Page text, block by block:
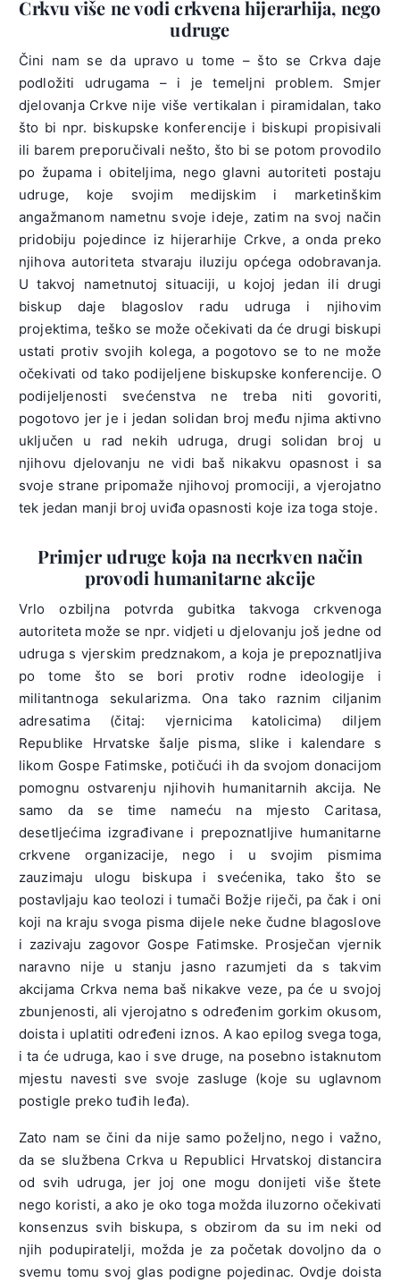
Crkvu više ne vodi crkvena hijerarhija, nego
udruge
Čini nam se da upravo u tome – što se Crkva daje
podložiti udrugama – i je temeljni problem. Smjer
djelovanja Crkve nije više vertikalan i piramidalan, tako
što bi npr. biskupske konferencije i biskupi propisivali
ili barem preporučivali nešto, što bi se potom provodilo
po župama i obiteljima, nego glavni autoriteti postaju
udruge, koje svojim medijskim i marketinškim
angažmanom nametnu svoje ideje, zatim na svoj način
pridobiju pojedince iz hijerarhije Crkve, a onda preko
njihova autoriteta stvaraju iluziju općega odobravanja.
U takvoj nametnutoj situaciji, u kojoj jedan ili drugi
biskup daje blagoslov radu udruga i njihovim
projektima, teško se može očekivati da će drugi biskupi
ustati protiv svojih kolega, a pogotovo se to ne može
očekivati od tako podijeljene biskupske konferencije. O
podijeljenosti svećenstva ne treba niti govoriti,
pogotovo jer je i jedan solidan broj među njima aktivno
uključen u rad nekih udruga, drugi solidan broj u
njihovu djelovanju ne vidi baš nikakvu opasnost i sa
svoje strane pripomaže njihovoj promociji, a vjerojatno
tek jedan manji broj uviđa opasnosti koje iza toga stoje.
Primjer udruge koja na necrkven način
provodi humanitarne akcije
Vrlo ozbiljna potvrda gubitka takvoga crkvenoga
autoriteta može se npr. vidjeti u djelovanju još jedne od
udruga s vjerskim predznakom, a koja je prepoznatljiva
po tome što se bori protiv rodne ideologije i
militantnoga sekularizma. Ona tako raznim ciljanim
adresatima (čitaj: vjernicima katolicima) diljem
Republike Hrvatske šalje pisma, slike i kalendare s
likom Gospe Fatimske, potičući ih da svojom donacijom
pomognu ostvarenju njihovih humanitarnih akcija. Ne
samo da se time nameću na mjesto Caritasa,
desetljećima izgrađivane i prepoznatljive humanitarne
crkvene organizacije, nego i u svojim pismima
zauzimaju ulogu biskupa i svećenika, tako što se
postavljaju kao teolozi i tumači Božje riječi, pa čak i oni
koji na kraju svoga pisma dijele neke čudne blagoslove
i zazivaju zagovor Gospe Fatimske. Prosječan vjernik
naravno nije u stanju jasno razumjeti da s takvim
akcijama Crkva nema baš nikakve veze, pa će u svojoj
zbunjenosti, ali vjerojatno s određenim gorkim okusom,
doista i uplatiti određeni iznos. A kao epilog svega toga,
i ta će udruga, kao i sve druge, na posebno istaknutom
mjestu navesti sve svoje zasluge (koje su uglavnom
postigle preko tuđih leđa).
Zato nam se čini da nije samo poželjno, nego i važno,
da se službena Crkva u Republici Hrvatskoj distancira
od svih udruga, jer joj one mogu donijeti više štete
nego koristi, a ako je oko toga možda iluzorno očekivati
konsenzus svih biskupa, s obzirom da su im neki od
njih podupiratelji, možda je za početak dovoljno da o
svemu tomu svoj glas podigne pojedinac. Ovdje doista